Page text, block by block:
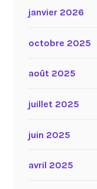
janvier 2026
octobre 2025
août 2025
juillet 2025
juin 2025
avril 2025